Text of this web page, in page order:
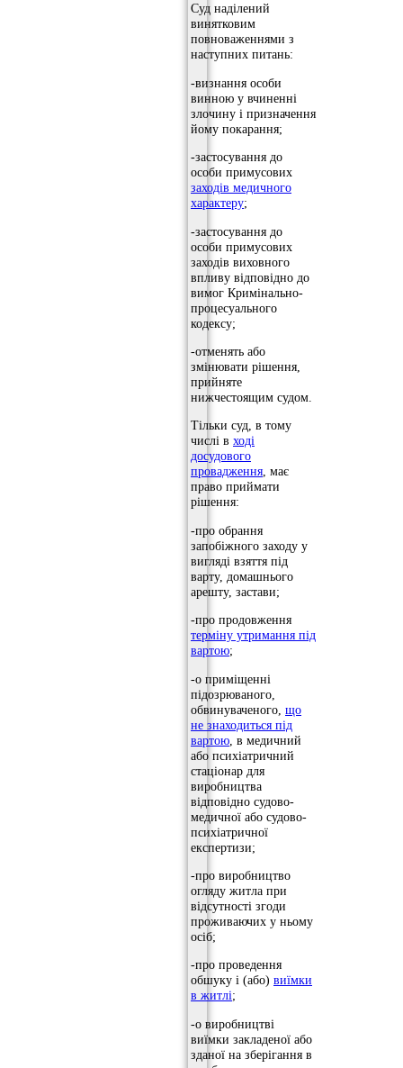
Суд наділений
винятковим
повноваженнями з
наступних питань:
-визнання особи
винною у вчиненні
злочину і призначення
йому покарання;
-застосування до
особи примусових
заходів медичного
характеру;
-застосування до
особи примусових
заходів виховного
впливу відповідно до
вимог Кримінально-
процесуального
кодексу;
-отменять або
змінювати рішення,
прийняте
нижчестоящим судом.
Тільки суд, в тому
числі в ході
досудового
провадження, має
право приймати
рішення:
-про обрання
запобіжного заходу у
вигляді взяття під
варту, домашнього
арешту, застави;
-про продовження
терміну утримання під
вартою;
-о приміщенні
підозрюваного,
обвинуваченого, що
не знаходиться під
вартою , в медичний
або психіатричний
стаціонар для
виробництва
відповідно судово-
медичної або судово-
психіатричної
експертизи;
-про виробництво
огляду житла при
відсутності згоди
проживаючих у ньому
осіб;
-про проведення
обшуку і (або) виїмки
в житлі;
-о виробництві
виїмки закладеної або
зданої на зберігання в